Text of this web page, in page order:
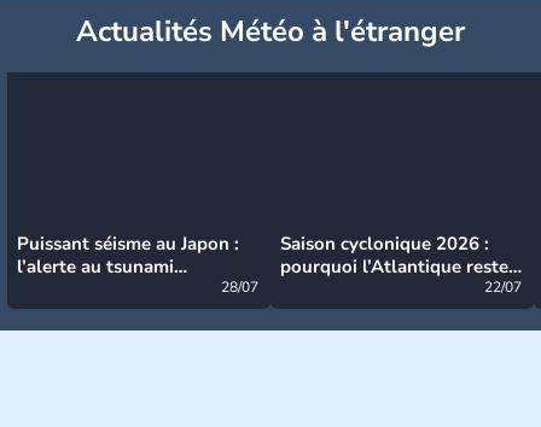
Actualités Météo à l'étranger
Puissant séisme au Japon :
l’alerte au tsunami
28/07
Saison cyclonique 2026 :
pourquoi l’Atlantique reste
22/07